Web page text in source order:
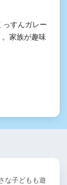
っすんガレー
家族が趣味
な子どもも遊